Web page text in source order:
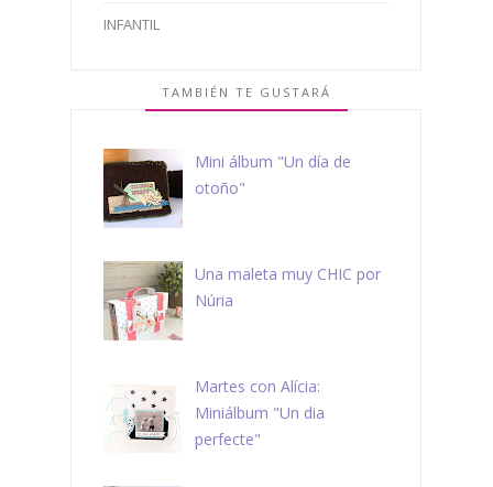
INFANTIL
TAMBIÉN TE GUSTARÁ
Mini álbum "Un día de
otoño"
Una maleta muy CHIC por
Núria
Martes con Alícia:
Miniálbum "Un dia
perfecte"